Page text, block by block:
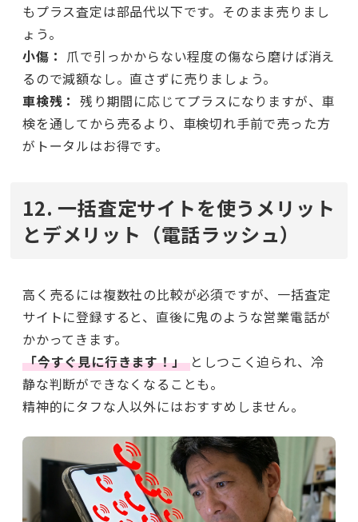
もプラス査定は部品代以下です。そのまま売りまし
ょう。
小傷： 爪で引っかからない程度の傷なら磨けば消え
るので減額なし。直さずに売りましょう。
車検残： 残り期間に応じてプラスになりますが、車
検を通してから売るより、車検切れ手前で売った方
がトータルはお得です。
12. 一括査定サイトを使うメリット
とデメリット（電話ラッシュ）
高く売るには複数社の比較が必須ですが、一括査定
サイトに登録すると、直後に鬼のような営業電話が
かかってきます。
「今すぐ見に行きます！」としつこく迫られ、冷
静な判断ができなくなることも。
精神的にタフな人以外にはおすすめしません。